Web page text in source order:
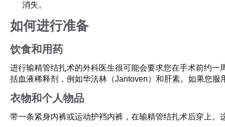
消失。
如何进行准备
饮食和用药
进行输精管结扎术的外科医生很可能会要求您在手术前约
括血液稀释剂，例如华法林（Jantoven）和肝素。如果您服
衣物和个人物品
带一条紧身内裤或运动护裆内裤，在输精管结扎术后穿上。